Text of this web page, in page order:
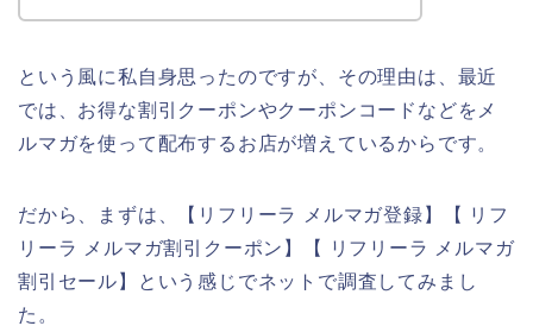
という風に私自身思ったのですが、その理由は、最近
では、お得な割引クーポンやクーポンコードなどをメ
ルマガを使って配布するお店が増えているからです。
だから、まずは、【リフリーラ メルマガ登録】【 リフ
リーラ メルマガ割引クーポン】【 リフリーラ メルマガ
割引セール】という感じでネットで調査してみまし
た。